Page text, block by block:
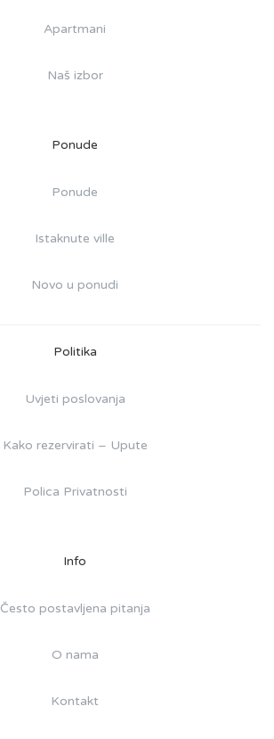
Apartmani
Naš izbor
Ponude
Ponude
Istaknute ville
Novo u ponudi
Politika
Uvjeti poslovanja
Kako rezervirati – Upute
Polica Privatnosti
Info
Često postavljena pitanja
O nama
Kontakt